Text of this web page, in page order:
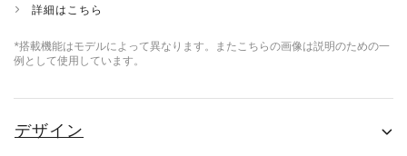
詳細はこちら
*搭載機能はモデルによって異なります。またこちらの画像は説明のための一
例として使用しています。
デザイン